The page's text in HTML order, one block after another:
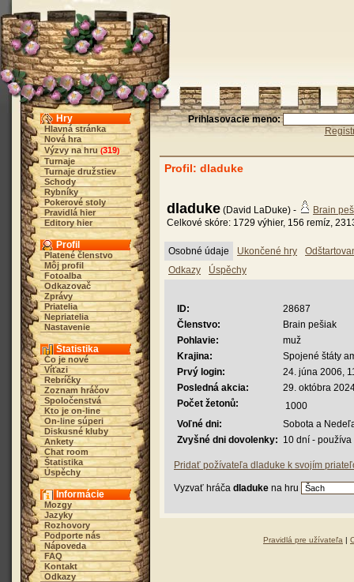
Hry
Hlavná stránka
Nová hra
Výzvy na hru (319)
Turnaje
Turnaje družstiev
Schody
Rybníky
Pokerové stoly
Pravidlá hier
Editory hier
Profil
Platené členstvo
Môj profil
Fotoalba
Odkazovač
Zprávy
Priatelia
Nepriatelia
Nastavenie
Štatistika
Čo je nové
Víťazi
Rebríčky
Zoznam hráčov
Spoločenstvá
Kto je on-line
On-line súperi
Diskusné kluby
Ankety
Chat room
Štatistika
Úspěchy
Informácie
Mozgy
Jazyky
Rozhovory
Podporte nás
Nápoveda
FAQ
Kontakt
Odkazy
Prihlasovacie meno:
Profil: dladuke
dladuke (David LaDuke) -
Brain
Celkové skóre: 1729 výhier, 156 remíz,
Osobné údaje Ukončené hry
Odkazy
Úspěchy
ID:
28687
Členstvo:
Brain pešiak
Pohlavie:
muž
Krajina:
Spojené štáty
Prvý login:
24. júna 2006,
Posledná akcia:
29. októbra
Počet žetonů:
1000
Voľné dni:
Sobota a
Zvyšné dni dovolenky: 10 dní -
Pridať požívateľa dladuke k svojím
Vyzvať hráča dladuke na hru
Pravidlá pre užívateľa |